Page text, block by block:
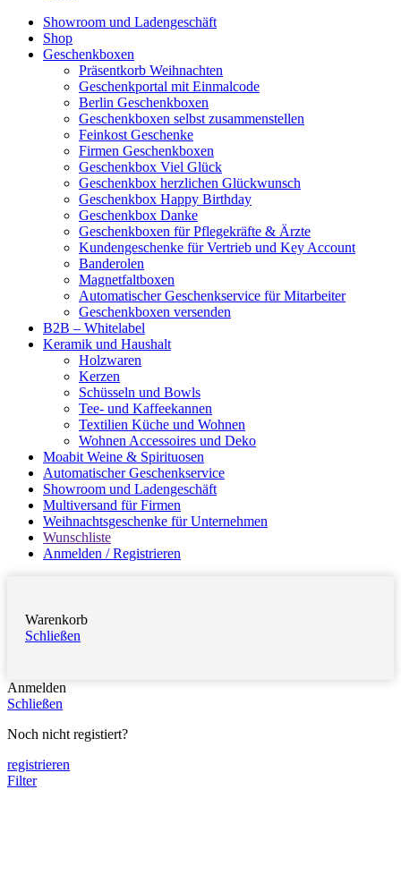
Showroom und Ladengeschäft
Shop
Geschenkboxen
Präsentkorb Weihnachten
Geschenkportal mit Einmalcode
Berlin Geschenkboxen
Geschenkboxen selbst zusammenstellen
Feinkost Geschenke
Firmen Geschenkboxen
Geschenkbox Viel Glück
Geschenkbox herzlichen Glückwunsch
Geschenkbox Happy Birthday
Geschenkbox Danke
Geschenkboxen für Pflegekräfte & Ärzte
Kundengeschenke für Vertrieb und Key Account
Banderolen
Magnetfaltboxen
Automatischer Geschenkservice für Mitarbeiter
Geschenkboxen versenden
B2B – Whitelabel
Keramik und Haushalt
Holzwaren
Kerzen
Schüsseln und Bowls
Tee- und Kaffeekannen
Textilien Küche und Wohnen
Wohnen Accessoires und Deko
Moabit Weine & Spirituosen
Automatischer Geschenkservice
Showroom und Ladengeschäft
Multiversand für Firmen
Weihnachtsgeschenke für Unternehmen
Wunschliste
Anmelden / Registrieren
Warenkorb
Schließen
Anmelden
Schließen
Noch nicht registiert?
registrieren
Filter